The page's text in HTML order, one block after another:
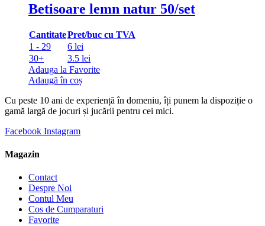
Betisoare lemn natur 50/set
CantitatePret/buc cu TVA
1 - 29
6 lei
30+
3.5 lei
Adauga la Favorite
Adaugă în coș
Cu peste 10 ani de experiență în domeniu, îți punem la dispoziție o
gamă largă de jocuri și jucării pentru cei mici.
Facebook Instagram
Magazin
Contact
Despre Noi
Contul Meu
Cos de Cumparaturi
Favorite